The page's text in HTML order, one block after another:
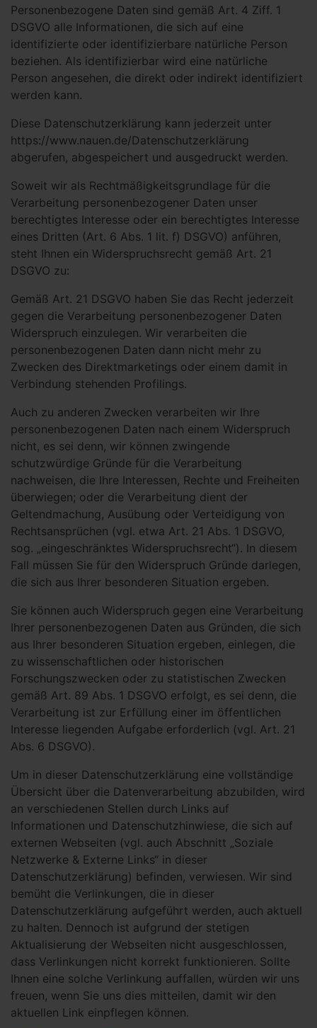
Personenbezogene Daten sind gemäß Art. 4 Ziff. 1
DSGVO alle Informationen, die sich auf eine
identifizierte oder identifizierbare natürliche Person
beziehen. Als identifizierbar wird eine natürliche
Person angesehen, die direkt oder indirekt identifiziert
werden kann.
Diese Datenschutzerklärung kann jederzeit unter
https://www.nauen.de/Datenschutzerklärung
abgerufen, abgespeichert und ausgedruckt werden.
Soweit wir als Rechtmäßigkeitsgrundlage für die
Verarbeitung personenbezogener Daten unser
berechtigtes Interesse oder ein berechtigtes Interesse
eines Dritten (Art. 6 Abs. 1 lit. f) DSGVO) anführen,
steht Ihnen ein Widerspruchsrecht gemäß Art. 21
DSGVO zu:
Gemäß Art. 21 DSGVO haben Sie das Recht jederzeit
gegen die Verarbeitung personenbezogener Daten
Widerspruch einzulegen. Wir verarbeiten die
personenbezogenen Daten dann nicht mehr zu
Zwecken des Direktmarketings oder einem damit in
Verbindung stehenden Profilings.
Auch zu anderen Zwecken verarbeiten wir Ihre
personenbezogenen Daten nach einem Widerspruch
nicht, es sei denn, wir können zwingende
schutzwürdige Gründe für die Verarbeitung
nachweisen, die Ihre Interessen, Rechte und Freiheiten
überwiegen; oder die Verarbeitung dient der
Geltendmachung, Ausübung oder Verteidigung von
Rechtsansprüchen (vgl. etwa Art. 21 Abs. 1 DSGVO,
sog. „eingeschränktes Widerspruchsrecht“). In diesem
Fall müssen Sie für den Widerspruch Gründe darlegen,
die sich aus Ihrer besonderen Situation ergeben.
Sie können auch Widerspruch gegen eine Verarbeitung
Ihrer personenbezogenen Daten aus Gründen, die sich
aus Ihrer besonderen Situation ergeben, einlegen, die
zu wissenschaftlichen oder historischen
Forschungszwecken oder zu statistischen Zwecken
gemäß Art. 89 Abs. 1 DSGVO erfolgt, es sei denn, die
Verarbeitung ist zur Erfüllung einer im öffentlichen
Interesse liegenden Aufgabe erforderlich (vgl. Art. 21
Abs. 6 DSGVO).
Um in dieser Datenschutzerklärung eine vollständige
Übersicht über die Datenverarbeitung abzubilden, wird
an verschiedenen Stellen durch Links auf
Informationen und Datenschutzhinwiese, die sich auf
externen Webseiten (vgl. auch Abschnitt „Soziale
Netzwerke & Externe Links“ in dieser
Datenschutzerklärung) befinden, verwiesen. Wir sind
bemüht die Verlinkungen, die in dieser
Datenschutzerklärung aufgeführt werden, auch aktuell
zu halten. Dennoch ist aufgrund der stetigen
Aktualisierung der Webseiten nicht ausgeschlossen,
dass Verlinkungen nicht korrekt funktionieren. Sollte
Ihnen eine solche Verlinkung auffallen, würden wir uns
freuen, wenn Sie uns dies mitteilen, damit wir den
aktuellen Link einpflegen können.